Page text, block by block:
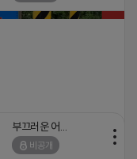
m.blog.naver.com/
18 07:58
비공개